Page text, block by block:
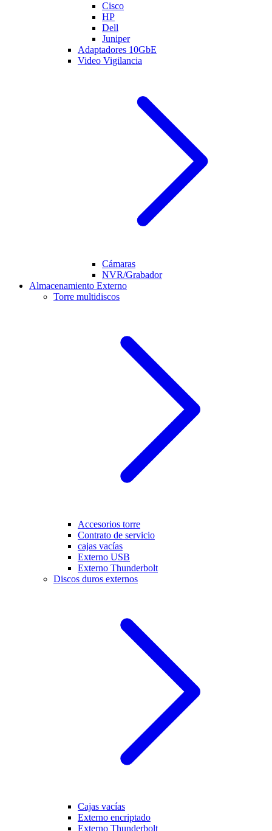
Cisco
HP
Dell
Juniper
Adaptadores 10GbE
Video Vigilancia
Cámaras
NVR/Grabador
Almacenamiento Externo
Torre multidiscos
Accesorios torre
Contrato de servicio
cajas vacías
Externo USB
Externo Thunderbolt
Discos duros externos
Cajas vacías
Externo encriptado
Externo Thunderbolt